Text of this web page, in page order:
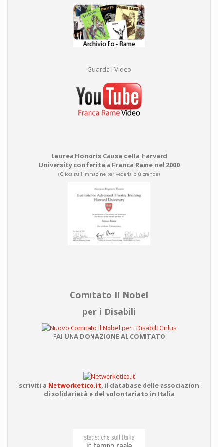
Guarda i Video
Laurea Honoris Causa della Harvard
University conferita a Franca Rame nel 2000
(Clicca sull'immagine per vederla più grande)
Comitato Il Nobel
per i Disabili
FAI UNA DONAZIONE AL COMITATO
Iscriviti a Networketico.it, il database delle associazioni
di solidarietà e del volontariato in Italia